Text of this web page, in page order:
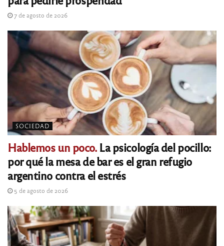
7 de agosto de 2026
SOCIEDAD
Hablemos un poco.La psicología del pocillo:
por qué la mesa de bar es el gran refugio
argentino contra el estrés
5 de agosto de 2026